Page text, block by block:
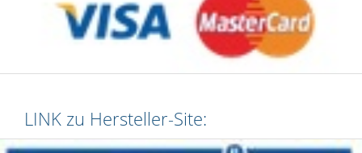
LINK zu Hersteller-Site: